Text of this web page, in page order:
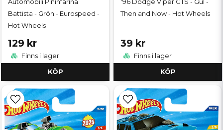
Automobili Pininfarina
Battista - Grön - Eurospeed -
Hot Wheels
129 kr
Finns i lager
KÖP
'96 Dodge Viper GTS - Gul -
Then and Now - Hot Wheels
39 kr
Finns i lager
KÖP